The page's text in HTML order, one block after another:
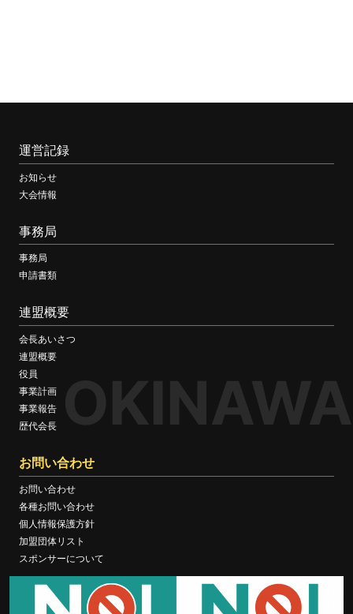
OKINAWA
運営記録
お知らせ
大会情報
事務局
事務局
申請書類
連盟概要
会長あいさつ
連盟概要
役員
事業計画
事業報告
歴代会長
お問い合わせ
お問い合わせ
各種お問い合わせ
個人情報保護方針
加盟団体リスト
スポンサーについて